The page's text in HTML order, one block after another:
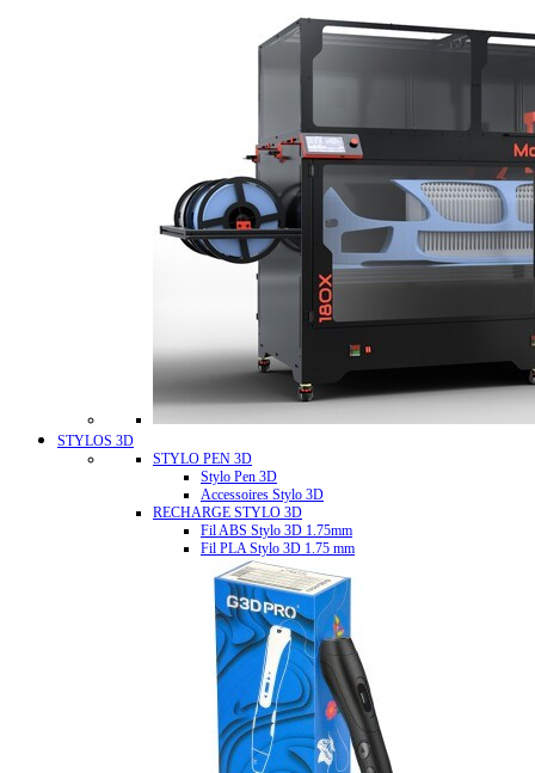
STYLOS 3D
STYLO PEN 3D
Stylo Pen 3D
Accessoires Stylo 3D
RECHARGE STYLO 3D
Fil ABS Stylo 3D 1.75mm
Fil PLA Stylo 3D 1.75 mm